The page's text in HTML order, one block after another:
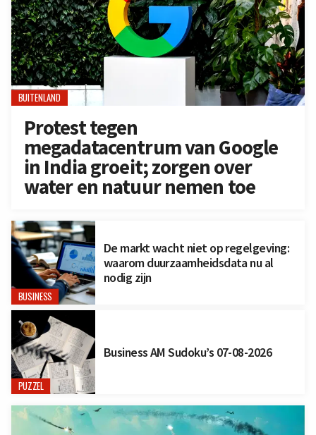
BUITENLAND
Protest tegen
megadatacentrum van Google
in India groeit; zorgen over
water en natuur nemen toe
BUSINESS
De markt wacht niet op regelgeving:
waarom duurzaamheidsdata nu al
nodig zijn
PUZZEL
Business AM Sudoku’s 07-08-2026